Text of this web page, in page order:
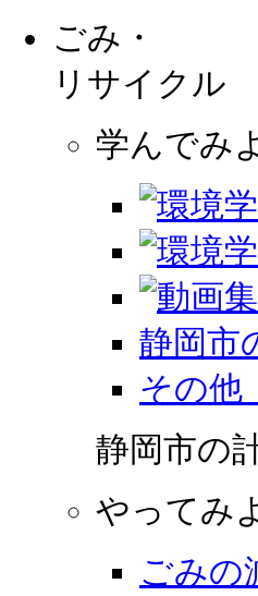
ごみ・
リサイクル
学んでみ
静岡市
その他
静岡市の
やってみ
ごみの